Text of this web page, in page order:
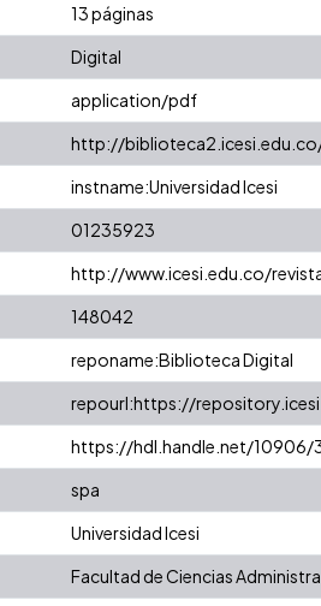
13 páginas
Digital
application/pdf
http://
instname:Universidad Icesi
01235923
http://www.icesi.edu.co/
148042
reponame:Biblioteca Digital
repourl:https://
https://hdl.handle.net/10906/
spa
Universidad Icesi
Facultad de Ciencias